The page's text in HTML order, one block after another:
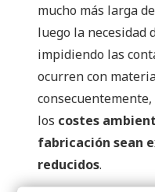
mucho más larga
luego la necesidad
impidiendo las
ocurren con
los costes
fabricación sean
reducidos.